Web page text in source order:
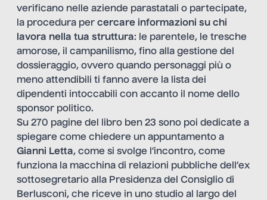
verificano nelle aziende parastatali o partecipate,
la procedura per cercare informazioni su chi
lavora nella tua struttura: le parentele, le tresche
amorose, il campanilismo, fino alla gestione del
dossieraggio, ovvero quando personaggi più o
meno attendibili ti fanno avere la lista dei
dipendenti intoccabili con accanto il nome dello
sponsor politico.
Su 270 pagine del libro ben 23 sono poi dedicate a
spiegare come chiedere un appuntamento a
Gianni Letta, come si svolge l’incontro, come
funziona la macchina di relazioni pubbliche dell’ex
sottosegretario alla Presidenza del Consiglio di
Berlusconi, che riceve in uno studio al largo del